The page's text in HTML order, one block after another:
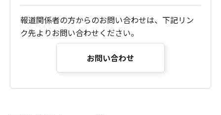
報道関係者の方からのお問い合わせは、下記リン
ク先よりお問い合わせください。
お問い合わせ